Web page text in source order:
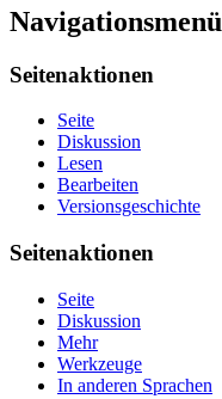
Navigationsmenü
Seitenaktionen
Seite
Diskussion
Lesen
Bearbeiten
Versionsgeschichte
Seitenaktionen
Seite
Diskussion
Mehr
Werkzeuge
In anderen Sprachen